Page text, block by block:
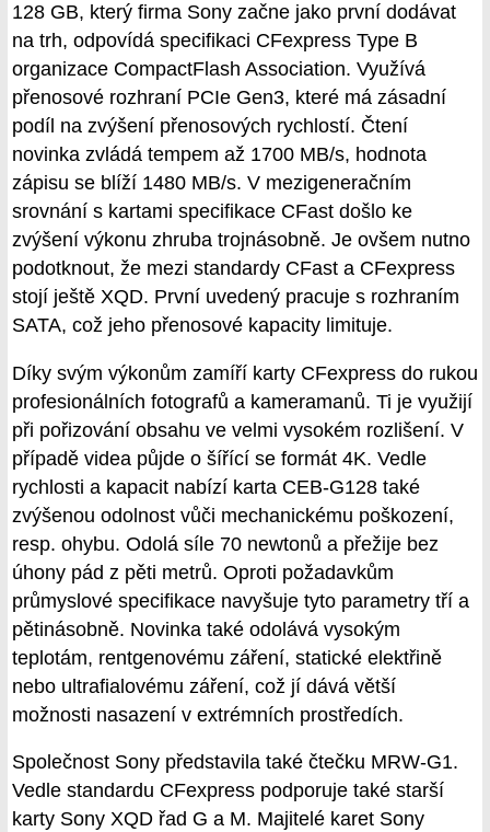
128 GB, který firma Sony začne jako první dodávat
na trh, odpovídá specifikaci CFexpress Type B
organizace CompactFlash Association. Využívá
přenosové rozhraní PCIe Gen3, které má zásadní
podíl na zvýšení přenosových rychlostí. Čtení
novinka zvládá tempem až 1700 MB/s, hodnota
zápisu se blíží 1480 MB/s. V mezigeneračním
srovnání s kartami specifikace CFast došlo ke
zvýšení výkonu zhruba trojnásobně. Je ovšem nutno
podotknout, že mezi standardy CFast a CFexpress
stojí ještě XQD. První uvedený pracuje s rozhraním
SATA, což jeho přenosové kapacity limituje.
Díky svým výkonům zamíří karty CFexpress do rukou
profesionálních fotografů a kameramanů. Ti je využijí
při pořizování obsahu ve velmi vysokém rozlišení. V
případě videa půjde o šířící se formát 4K. Vedle
rychlosti a kapacit nabízí karta CEB-G128 také
zvýšenou odolnost vůči mechanickému poškození,
resp. ohybu. Odolá síle 70 newtonů a přežije bez
úhony pád z pěti metrů. Oproti požadavkům
průmyslové specifikace navyšuje tyto parametry tří a
pětinásobně. Novinka také odolává vysokým
teplotám, rentgenovému záření, statické elektřině
nebo ultrafialovému záření, což jí dává větší
možnosti nasazení v extrémních prostředích.
Společnost Sony představila také čtečku MRW-G1.
Vedle standardu CFexpress podporuje také starší
karty Sony XQD řad G a M. Majitelé karet Sony